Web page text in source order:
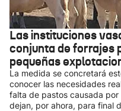
Las instituciones
conjunta de forrajes
pequeñas
La medida se concretará
conocer las necesidades
falta de pastos causada
dejan, por ahora, para final